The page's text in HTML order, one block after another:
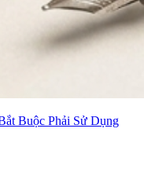
Buộc Phải Sử Dụng